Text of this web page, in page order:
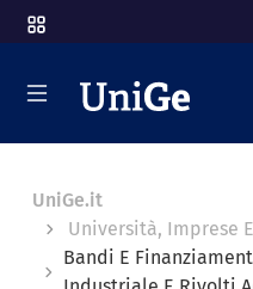
al contenuto
UniGe.it
Università, Imprese
Bandi E